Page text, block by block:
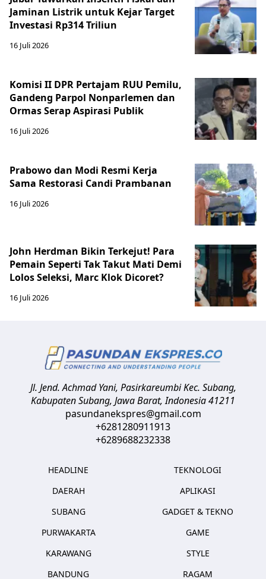
Jaminan Listrik untuk Kejar Target
Investasi Rp314 Triliun
16 Juli 2026
Komisi II DPR Pertajam RUU Pemilu,
Gandeng Parpol Nonparlemen dan
Ormas Serap Aspirasi Publik
16 Juli 2026
Prabowo dan Modi Resmi Kerja
Sama Restorasi Candi Prambanan
16 Juli 2026
John Herdman Bikin Terkejut! Para
Pemain Seperti Tak Takut Mati Demi
Lolos Seleksi, Marc Klok Dicoret?
16 Juli 2026
Jl. Jend. Achmad Yani, Pasirkareumbi Kec. Subang,
Kabupaten Subang, Jawa Barat,Indonesia41211
pasundanekspres@gmail.com
+6281280911913
+6289688232338
HEADLINE
DAERAH
SUBANG
PURWAKARTA
KARAWANG
BANDUNG
TEKNOLOGI
APLIKASI
GADGET & TEKNO
GAME
STYLE
RAGAM